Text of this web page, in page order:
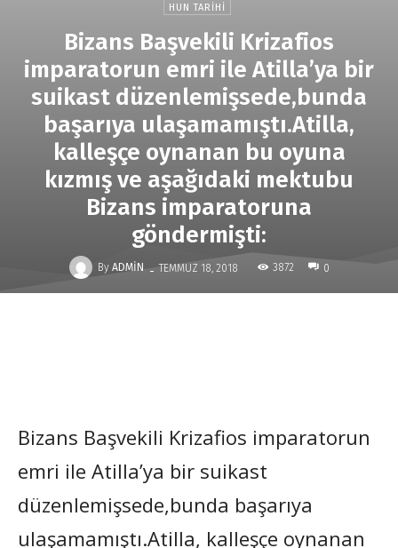
HUN TARIHI
Bizans Başvekili Krizafios
imparatorun emri ile Atilla’ya bir
suikast düzenlemişsede,bunda
başarıya ulaşamamıştı.Atilla,
kalleşçe oynanan bu oyuna
kızmış ve aşağıdaki mektubu
Bizans imparatoruna
göndermişti:
By ADMIN - TEMMUZ 18, 2018 3872 0
Bizans Başvekili Krizafios imparatorun
emri ile Atilla’ya bir suikast
düzenlemişsede,bunda başarıya
ulaşamamıştı.Atilla, kalleşçe oynanan